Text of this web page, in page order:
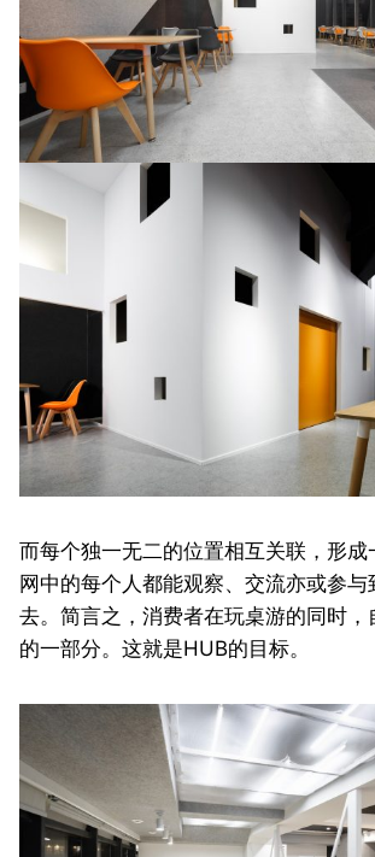
而每个独一无二的位置相互关联，形成
网中的每个人都能观察、交流亦或参与
去。简言之，消费者在玩桌游的同时，
的一部分。这就是HUB的目标。